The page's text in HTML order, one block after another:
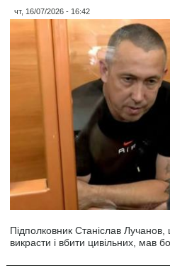
чт, 16/07/2026 - 16:42
Підполковник Станіслав
викрасти і вбити цивільних, мав